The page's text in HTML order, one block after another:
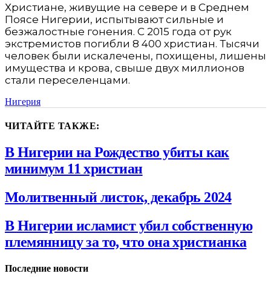
Христиане, живущие на севере и в Среднем
Поясе Нигерии, испытывают сильные и
безжалостные гонения. С 2015 года от рук
экстремистов погибли 8 400 христиан. Тысячи
человек были искалечены, похищены, лишены
имущества и крова, свыше двух миллионов
стали переселенцами.
Нигерия
ЧИТАЙТЕ ТАКЖЕ:
В Нигерии на Рождество убиты как
минимум 11 христиан
Молитвенный листок, декабрь 2024
В Нигерии исламист убил собственную
племянницу за то, что она христианка
Последние новости